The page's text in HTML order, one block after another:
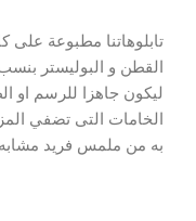
تابلوهاتنا مطبوعة
القطن و البوليستر
ليكون جاهزا للرسم او
الخامات التى تضفي
به من ملمس فريد مشابه